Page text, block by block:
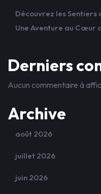
Découvrez les Sentiers
Une Aventure au Cœur
Derniers
Aucun commentaire à
Archive
août 2026
juillet 2026
juin 2026